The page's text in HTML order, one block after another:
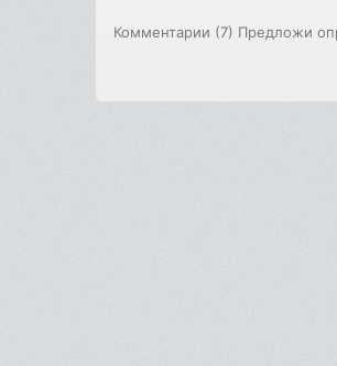
Комментарии (7) Предложи